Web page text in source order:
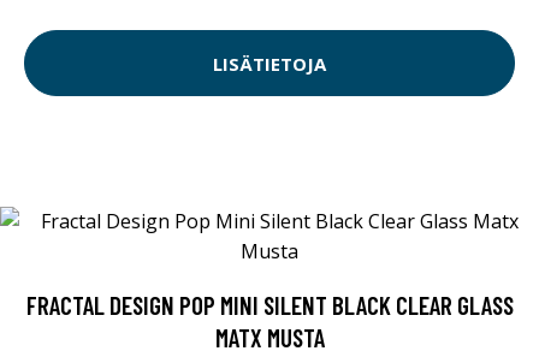
LISÄTIETOJA
FRACTAL DESIGN POP MINI SILENT BLACK CLEAR GLASS
MATX MUSTA